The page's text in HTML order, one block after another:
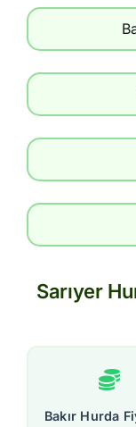
Sarıyer
Bakır Hurda